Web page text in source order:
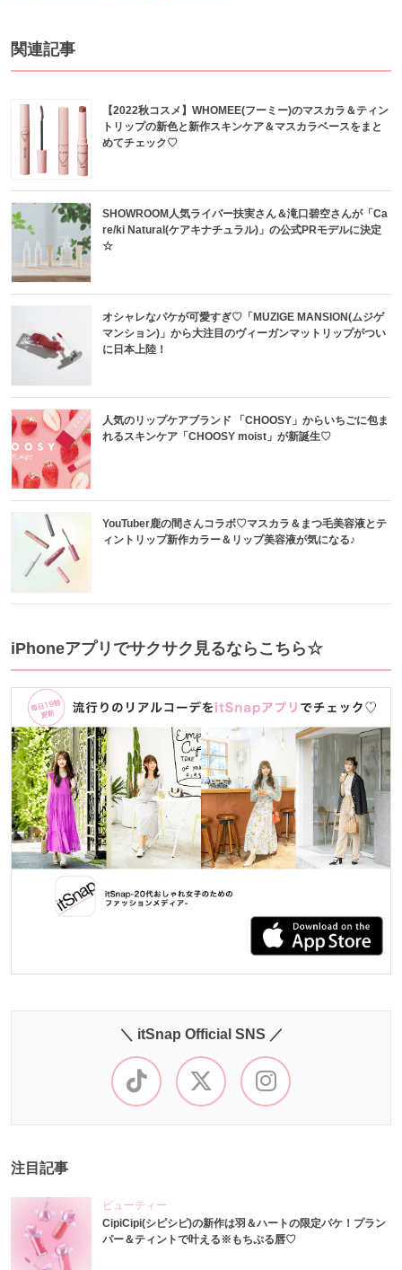
関連記事
【2022秋コスメ】WHOMEE(フーミー)のマスカラ＆ティン
トリップの新色と新作スキンケア＆マスカラベースをまと
めてチェック♡
SHOWROOM人気ライバー扶実さん＆滝口碧空さんが「Ca
re/ki Natural(ケアキナチュラル)」の公式PRモデルに決定
☆
オシャレなパケが可愛すぎ♡「MUZIGE MANSION(ムジゲ
マンション)」から大注目のヴィーガンマットリップがつい
に日本上陸！
人気のリップケアブランド 「CHOOSY」からいちごに包ま
れるスキンケア「CHOOSY moist」が新誕生♡
YouTuber鹿の間さんコラボ♡マスカラ＆まつ毛美容液とテ
ィントリップ新作カラー＆リップ美容液が気になる♪
iPhoneアプリでサクサク見るならこちら☆
＼ itSnap Official SNS ／
注目記事
ビューティー
CipiCipi(シピシピ)の新作は羽＆ハートの限定パケ！プラン
パー＆ティントで叶える※もちぷる唇♡